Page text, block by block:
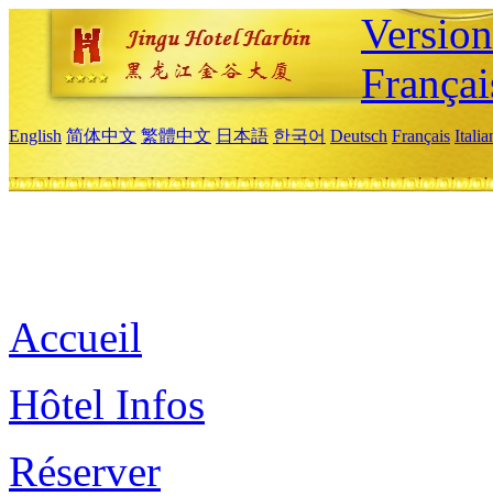
English 简体中文 繁體中文 日本語 한국어 Deutsch Français
Accueil
Hôtel Infos
Réserver